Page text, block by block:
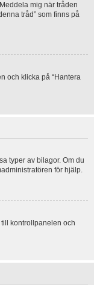
mig när tråden
tråd” som finns på
och klicka på “Hantera
typer av bilagor. Om du
för hjälp.
kontrollpanelen och